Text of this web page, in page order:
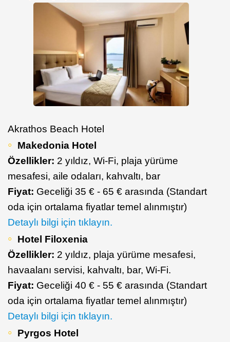
Akrathos Beach Hotel
Makedonia Hotel
Özellikler: 2 yıldız, Wi-Fi, plaja yürüme
mesafesi, aile odaları, kahvaltı, bar
Fiyat: Geceliği 35 € - 65 € arasında (Standart
oda için ortalama fiyatlar temel alınmıştır)
Detaylı bilgi için tıklayın.
Hotel Filoxenia
Özellikler: 2 yıldız, plaja yürüme mesafesi,
havaalanı servisi, kahvaltı, bar, Wi-Fi.
Fiyat: Geceliği 40 € - 55 € arasında (Standart
oda için ortalama fiyatlar temel alınmıştır)
Detaylı bilgi için tıklayın.
Pyrgos Hotel